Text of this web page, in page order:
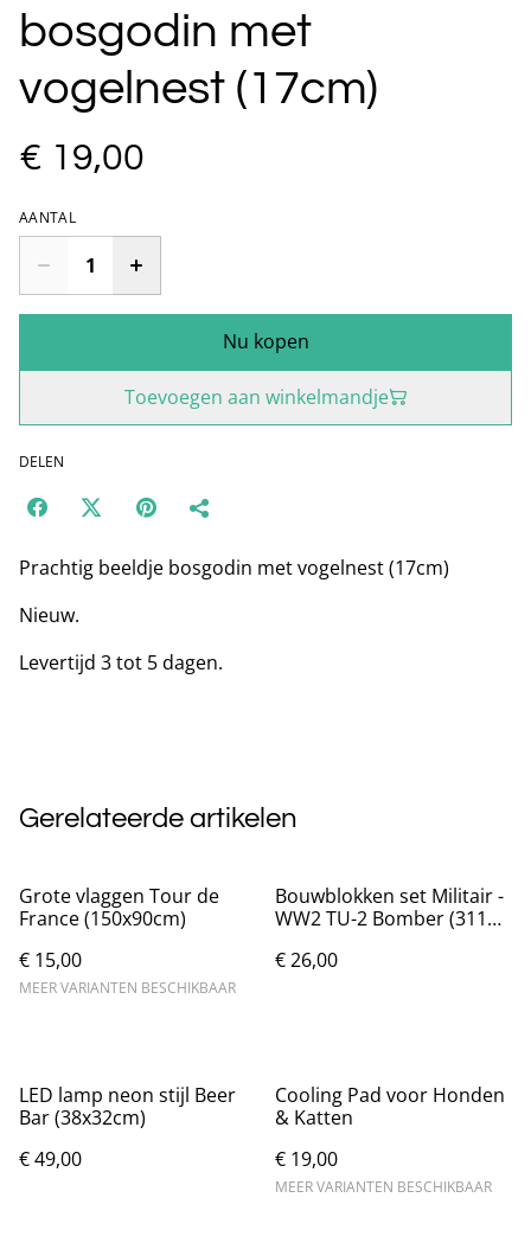
bosgodin met
vogelnest (17cm)
€ 19,00
AANTAL
Nu kopen
Toevoegen aan winkelmandje
DELEN
Prachtig beeldje bosgodin met vogelnest (17cm)
Nieuw.
Levertijd 3 tot 5 dagen.
Gerelateerde artikelen
Grote vlaggen Tour de
France (150x90cm)
€ 15,00
MEER VARIANTEN BESCHIKBAAR
Bouwblokken set Militair -
WW2 TU-2 Bomber (311
€ 26,00
LED lamp neon stijl Beer
Bar (38x32cm)
€ 49,00
Cooling Pad voor Honden
& Katten
€ 19,00
MEER VARIANTEN BESCHIKBAAR